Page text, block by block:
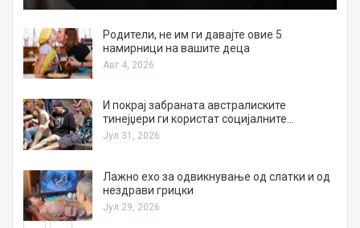
Родители, не им ги давајте овие 5
намирници на вашите деца
Авг 4, 2026
И покрај забраната австралиските
тинејџери ги користат социјалните…
Јул 31, 2026
Лажно ехо за одвикнување од слатки и од
нездрави грицки
Јул 29, 2026